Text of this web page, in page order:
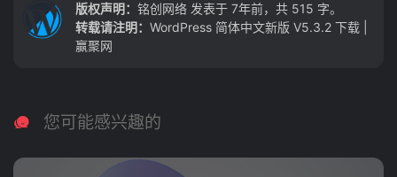
版权声明： 铭创网络 发表于 7年前，共 515 字。
转载请注明： WordPress 简体中文新版 V5.3.2 下载 |
赢聚网
您可能感兴趣的